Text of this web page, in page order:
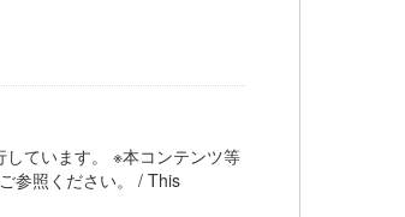
ています。 ※本コンテンツ等
参照ください。 / This